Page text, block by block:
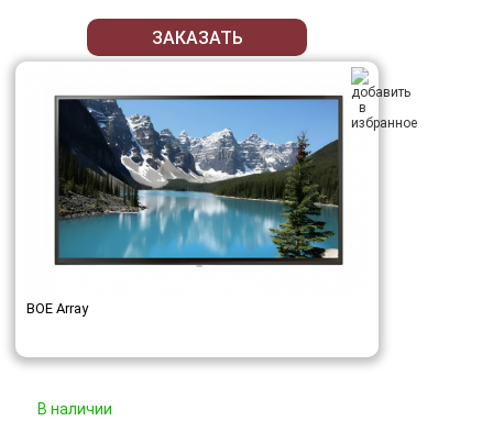
ЗАКАЗАТЬ
BOE Array
В наличии